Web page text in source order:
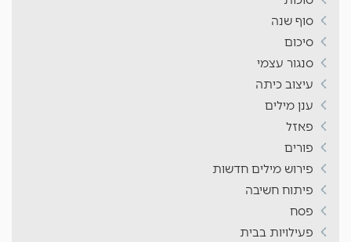
סוף שנה
סיכום
סנגור עצמי
עיצוב כיתה
ענן מילים
פאזל
פורים
פירוש מילים חדשות
פיתוח חשיבה
פסח
פעילויות בבית